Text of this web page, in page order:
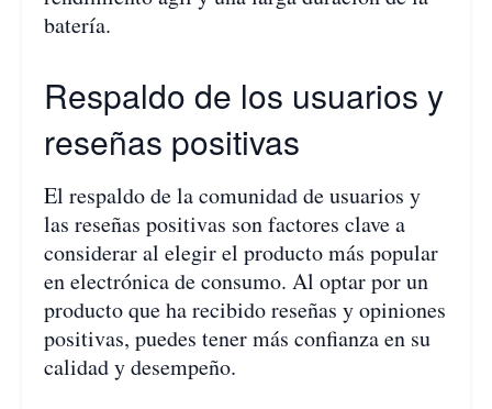
batería.
Respaldo de los usuarios y
reseñas positivas
El respaldo de la comunidad de usuarios y
las reseñas positivas son factores clave a
considerar al elegir el producto más popular
en electrónica de consumo. Al optar por un
producto que ha recibido reseñas y opiniones
positivas, puedes tener más confianza en su
calidad y desempeño.